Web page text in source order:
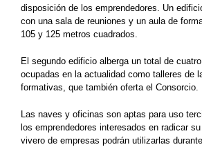
disposición de los emprendedores. Un
con una sala de reuniones y un aula de
105 y 125 metros cuadrados.
El segundo edificio alberga un total de
ocupadas en la actualidad como talleres de
formativas, que también oferta el Consorcio.
Las naves y oficinas son aptas para uso
los emprendedores interesados en radicar
vivero de empresas podrán utilizarlas